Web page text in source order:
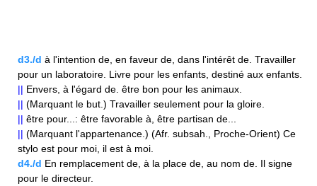
d3./d à l'intention de, en faveur de, dans l'intérêt de. Travailler
pour un laboratoire. Livre pour les enfants, destiné aux enfants.
|| Envers, à l'égard de. être bon pour les animaux.
|| (Marquant le but.) Travailler seulement pour la gloire.
|| être pour...: être favorable à, être partisan de...
|| (Marquant l'appartenance.) (Afr. subsah., Proche-Orient) Ce
stylo est pour moi, il est à moi.
d4./d En remplacement de, à la place de, au nom de. Il signe
pour le directeur.